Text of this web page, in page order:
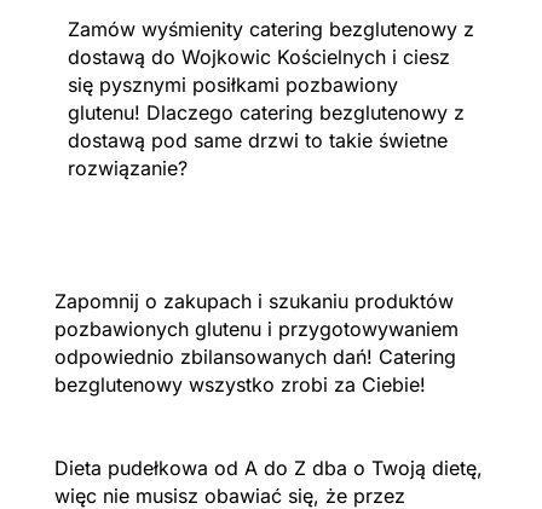
Zamów wyśmienity catering bezglutenowy z
dostawą do Wojkowic Kościelnych i ciesz
się pysznymi posiłkami pozbawiony
glutenu! Dlaczego catering bezglutenowy z
dostawą pod same drzwi to takie świetne
rozwiązanie?
Zapomnij o zakupach i szukaniu produktów
pozbawionych glutenu i przygotowywaniem
odpowiednio zbilansowanych dań! Catering
bezglutenowy wszystko zrobi za Ciebie!
Dieta pudełkowa od A do Z dba o Twoją dietę,
więc nie musisz obawiać się, że przez